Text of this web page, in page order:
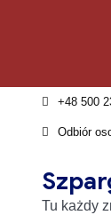
+48 500
Odbiór
Tu każdy